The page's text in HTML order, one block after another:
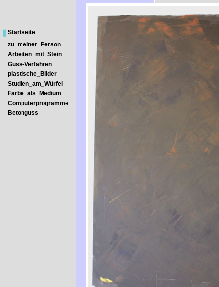
Startseite
zu_meiner_Person
Arbeiten_mit_Stein
Guss-Verfahren
plastische_Bilder
Studien_am_Würfel
Farbe_als_Medium
Computerprogramme
Betonguss